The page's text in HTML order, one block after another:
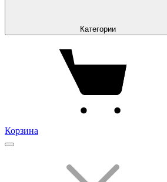
Категории
Корзина